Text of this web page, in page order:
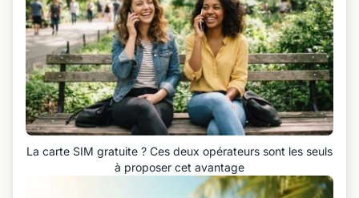
La carte SIM gratuite ? Ces deux opérateurs sont les seuls
à proposer cet avantage